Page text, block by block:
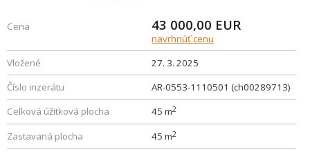
Cena 43 000,00 EUR
navrhnúť cenu
Vložené
27. 3. 2025
Číslo inzerátu
AR-0553-1110501 (ch00289713)
Celková úžitková plocha
45 m2
Zastavaná plocha 45 m2